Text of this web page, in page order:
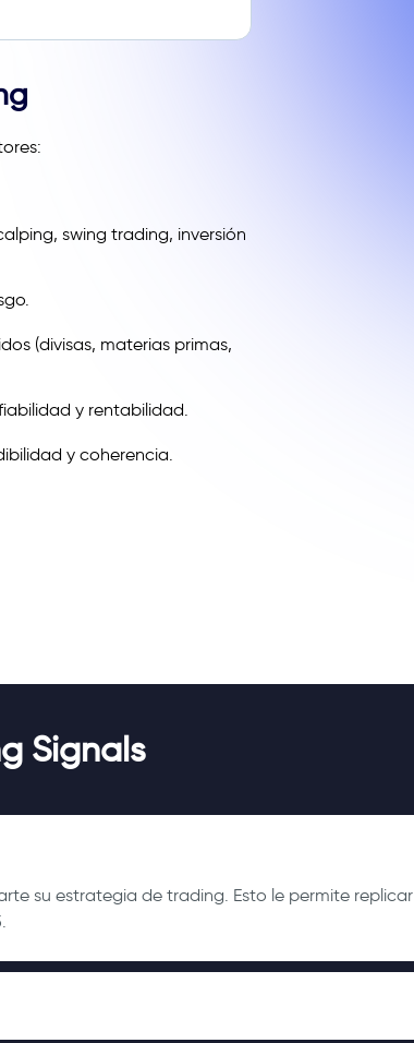
swing trading, inversión
(divisas, materias primas,
y rentabilidad.
y coherencia.
Signals
su estrategia de trading. Esto le permite replicar